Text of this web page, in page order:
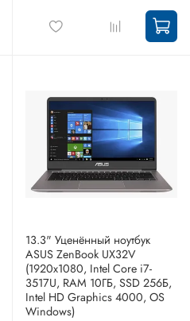
13.3" Уценённый ноутбук
ASUS ZenBook UX32V
(1920x1080, Intel Core i7-
3517U, RAM 10ГБ, SSD 256Б,
Intel HD Graphics 4000, OS
Windows)